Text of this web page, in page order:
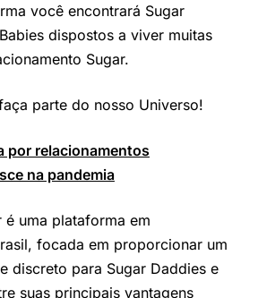
você encontrará Sugar
dispostos a viver muitas
Sugar.
parte do nosso Universo!
por relacionamentos
na pandemia
é uma plataforma em
focada em proporcionar um
discreto para Sugar Daddies e
suas principais vantagens